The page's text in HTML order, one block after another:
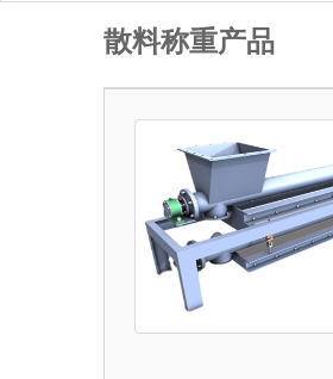
散料称重产品